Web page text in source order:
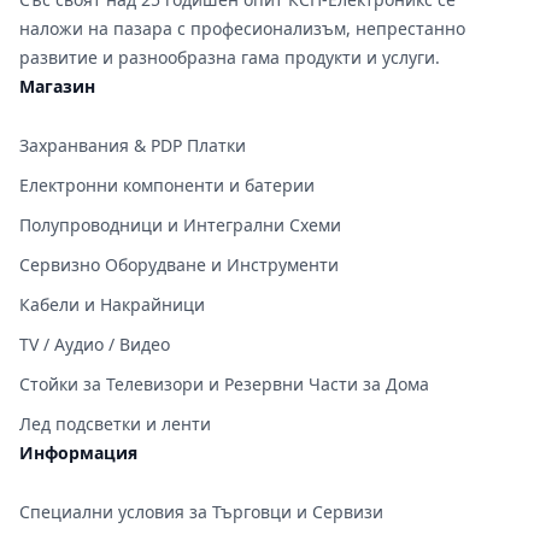
наложи на пазара с професионализъм, непрестанно
развитие и разнообразна гама продукти и услуги.
Магазин
Захранвания & PDP Платки
Електронни компоненти и батерии
Полупроводници и Интегрални Схеми
Сервизно Оборудване и Инструменти
Кабели и Накрайници
TV / Аудио / Видео
Стойки за Телевизори и Резервни Части за Дома
Лед подсветки и ленти
Информация
Специални условия за Търговци и Сервизи